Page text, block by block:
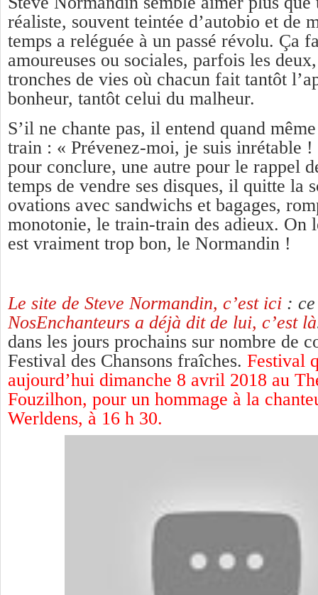
réaliste, souvent teintée d’autobio et de
temps a reléguée à un passé révolu. Ça
amoureuses ou sociales, parfois les
tronches de vies où chacun fait tantôt
bonheur, tantôt celui du malheur.
S’il ne chante pas, il entend quand
train : « Prévenez-moi, je suis inrétable !
pour conclure, une autre pour le rappel
temps de vendre ses disques, il quitte la
ovations avec sandwichs et bagages,
monotonie, le train-train des adieux. On
est vraiment trop bon, le Normandin !
Le site de Steve Normandin, c’est ici :
NosEnchanteurs a déjà dit de lui, c’est là
dans les jours prochains sur nombre de
Festival des Chansons fraîches. Festival
aujourd’hui dimanche 8 avril 2018 au
Fouzilhon, pour un hommage à la
Werldens, à 16 h 30.